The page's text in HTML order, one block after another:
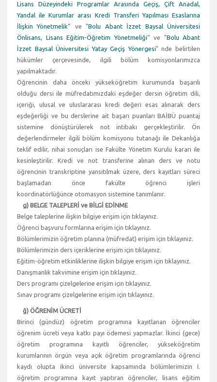
Lisans Düzeyindeki Programlar Arasında Geçiş, Çift Anadal,
Yandal ile Kurumlar arası Kredi Transferi Yapılması Esaslarına
İlişkin Yönetmelik” ve "Bolu Abant İzzet Baysal Üniversitesi
Önlisans, Lisans Eğitim-Öğretim Yönetmeliği” ve "Bolu Abant
İzzet Baysal Üniversitesi Yatay Geçiş Yönergesi" nde belirtilen
hükümler çerçevesinde, ilgili bölüm komisyonlarımızca
yapılmaktadır.
Öğrencinin daha önceki yükseköğretim kurumunda başarılı
olduğu dersi ile müfredatımızdaki eşdeğer dersin öğretim dili,
içeriği, ulusal ve uluslararası kredi değeri esas alınarak ders
eşdeğerliği ve bu derslerine ait başarı puanları BAİBÜ puantaj
sistemine dönüştürülerek not intibakı gerçekleştirilir. Ön
değerlendirmeler ilgili bölüm komisyonu tutanağı ile Dekanlığa
teklif edilir, nihai sonuçları ise Fakülte Yönetim Kurulu kararı ile
kesinleştirilir. Kredi ve not transferine alınan ders ve notu
öğrencinin transkriptine yansıtılmak üzere, ders kayıtları süreci
başlamadan önce fakülte öğrenci işleri
koordinatörlüğünce otomasyon sistemine tanımlanır.
g) BELGE TALEPLERİ ve BİLGİ EDİNME
Belge taleplerine ilişkin bilgiye erişim için tıklayınız.
Öğrenci başvuru formlarına erişim için tıklayınız.
Bölümlerimizin öğretim planına (müfredat) erişim için tıklayınız.
Bölümlerimizin ders içeriklerine erişim için tıklayınız.
Eğitim-öğretim etkinliklerine ilişkin bilgiye erişim için tıklayınız.
Danışmanlık takvimine erişim için tıklayınız.
Ders programı çizelgelerine erişim için tıklayınız.
Sınav programı çizelgelerine erişim için tıklayınız.
ğ) ÖĞRENİM ÜCRETİ
Birinci (gündüz) öğretim programına kayıtlanan öğrenciler
öğrenim ücreti veya katkı payı ödemesi yapmazlar. İkinci (gece)
öğretim programına kayıtlı öğrenciler, yükseköğretim
kurumlarının örgün veya açık öğretim programlarında öğrenci
kaydı olupta ikinci üniversite kapsamında bölümlerimizin I.
öğretim programına kayıt yaptıran öğrenciler, lisans eğitim